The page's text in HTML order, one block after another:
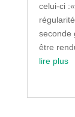
celui-ci
seconde
être
lire plus